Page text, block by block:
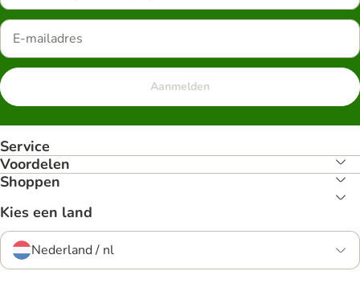
Aanmelden
Service
Voordelen
Shoppen
Kies een land
Nederland / nl